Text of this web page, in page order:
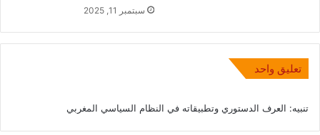
سبتمبر 11, 2025
تعليق واحد
تنبيه: العرف الدستوري وتطبيقاته في النظام السياسي المغربي